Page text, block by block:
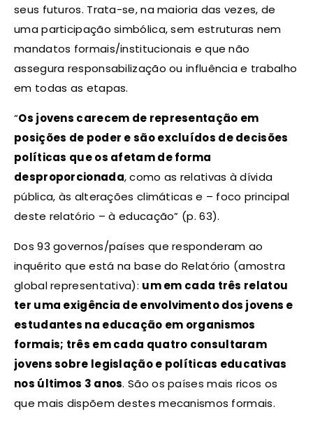
seus futuros. Trata-se, na maioria das vezes, de
uma participação simbólica, sem estruturas nem
mandatos formais/institucionais e que não
assegura responsabilização ou influência e trabalho
em todas as etapas.
“Os jovens carecem de representação em
posições de poder e são excluídos de decisões
políticas que os afetam de forma
desproporcionada, como as relativas à dívida
pública, às alterações climáticas e – foco principal
deste relatório – à educação” (p. 63).
Dos 93 governos/países que responderam ao
inquérito que está na base do Relatório (amostra
global representativa): um em cada três relatou
ter uma exigência de envolvimento dos jovens e
estudantes na educação em organismos
formais; três em cada quatro consultaram
jovens sobre legislação e políticas educativas
nos últimos 3 anos. São os países mais ricos os
que mais dispõem destes mecanismos formais.